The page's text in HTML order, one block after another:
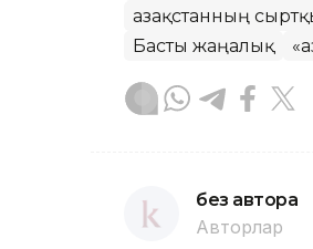
Қазақстанның
Басты жаңалық
без автора
Авторлар